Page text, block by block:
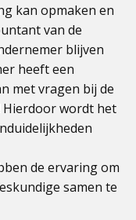
kan opmaken en
van de
blijven
heeft een
met vragen bij de
wordt het
de ervaring om
samen te